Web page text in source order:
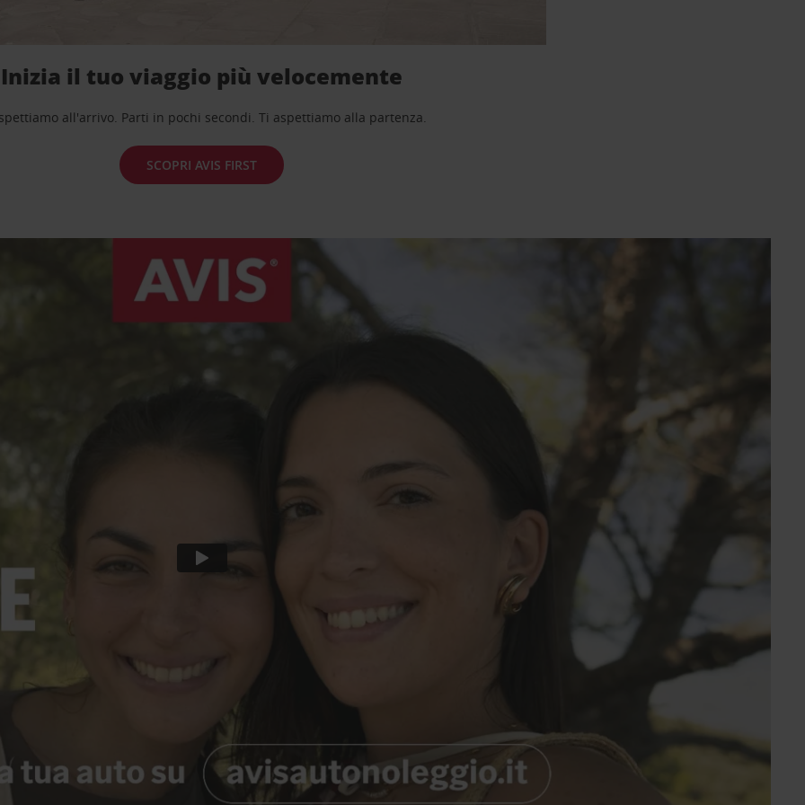
Inizia il tuo viaggio più velocemente
all'arrivo. Parti in pochi secondi. Ti aspettiamo alla partenza.
SCOPRI AVIS FIRST